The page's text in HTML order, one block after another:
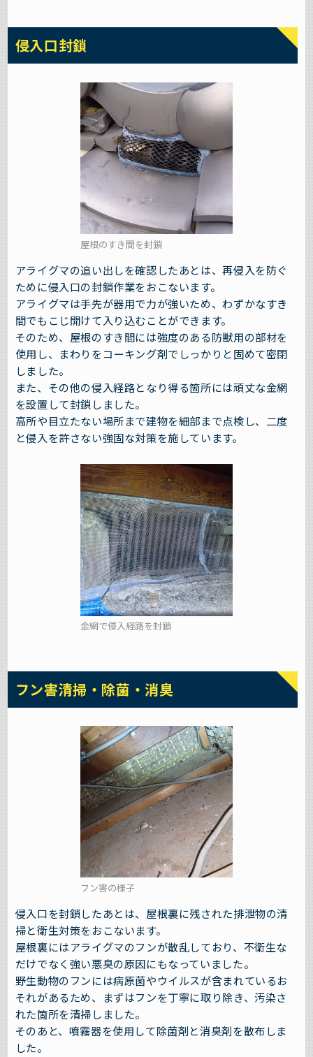
侵入口封鎖
屋根のすき間を封鎖
アライグマの追い出しを確認したあとは、再侵入を防ぐ
ために侵入口の封鎖作業をおこないます。
アライグマは手先が器用で力が強いため、わずかなすき
間でもこじ開けて入り込むことができます。
そのため、屋根のすき間には強度のある防獣用の部材を
使用し、まわりをコーキング剤でしっかりと固めて密閉
しました。
また、その他の侵入経路となり得る箇所には頑丈な金網
を設置して封鎖しました。
高所や目立たない場所まで建物を細部まで点検し、二度
と侵入を許さない強固な対策を施しています。
金網で侵入経路を封鎖
フン害清掃・除菌・消臭
フン害の様子
侵入口を封鎖したあとは、屋根裏に残された排泄物の清
掃と衛生対策をおこないます。
屋根裏にはアライグマのフンが散乱しており、不衛生な
だけでなく強い悪臭の原因にもなっていました。
野生動物のフンには病原菌やウイルスが含まれているお
それがあるため、まずはフンを丁寧に取り除き、汚染さ
れた箇所を清掃しました。
そのあと、噴霧器を使用して除菌剤と消臭剤を散布しま
した。